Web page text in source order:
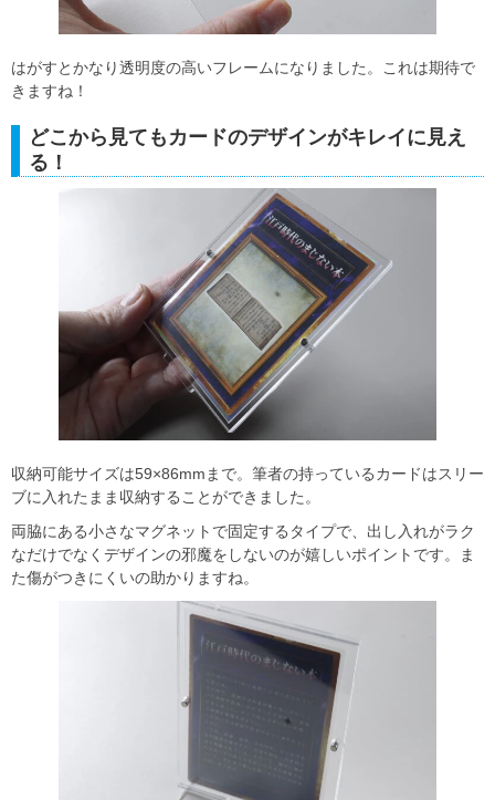
はがすとかなり透明度の高いフレームになりました。これは期待で
きますね！
どこから見てもカードのデザインがキレイに見え
る！
収納可能サイズは59×86mmまで。筆者の持っているカードはスリー
ブに入れたまま収納することができました。
両脇にある小さなマグネットで固定するタイプで、出し入れがラク
なだけでなくデザインの邪魔をしないのが嬉しいポイントです。ま
た傷がつきにくいの助かりますね。